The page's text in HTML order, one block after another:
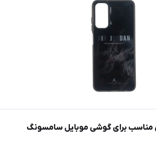
برای گوشی موبایل سامسونگ